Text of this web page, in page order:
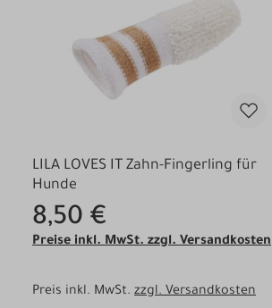
LILA LOVES IT Zahn-Fingerling für
Hunde
8,50 €
Preise inkl. MwSt. zzgl. Versandkosten
Preis inkl. MwSt. zzgl. Versandkosten